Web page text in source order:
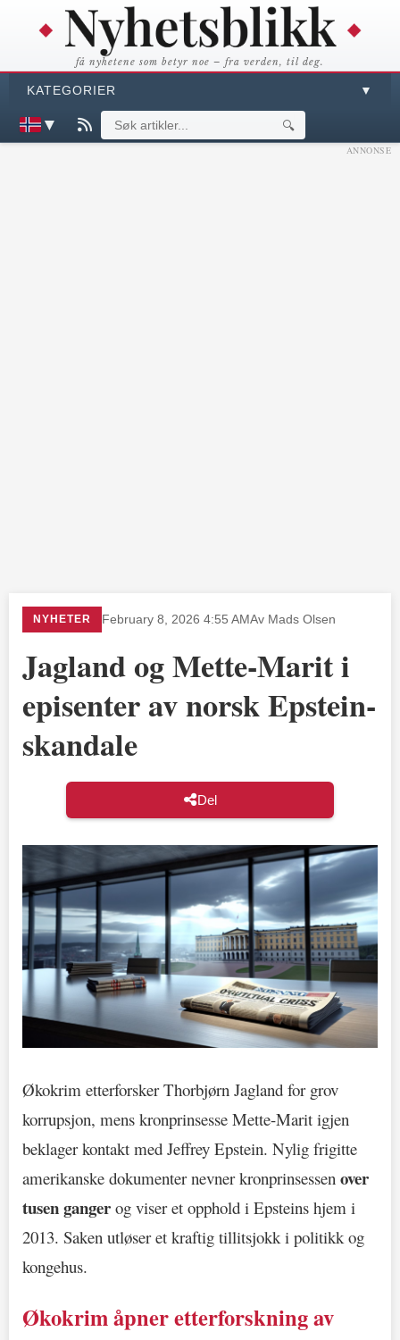
få nyhetene som betyr noe – fra verden, til deg.
KATEGORIER ▼
▼ 🔍
ANNONSE
NYHETER February 8, 2026 4:55 AMAv Mads Olsen
Jagland og Mette-Marit i
episenter av norsk Epstein-
skandale
Del
Økokrim etterforsker Thorbjørn Jagland for grov
korrupsjon, mens kronprinsesse Mette-Marit igjen
beklager kontakt med Jeffrey Epstein. Nylig frigitte
amerikanske dokumenter nevner kronprinsessen over
tusen ganger og viser et opphold i Epsteins hjem i
2013. Saken utløser et kraftig tillitsjokk i politikk og
kongehus.
Økokrim åpner etterforskning av